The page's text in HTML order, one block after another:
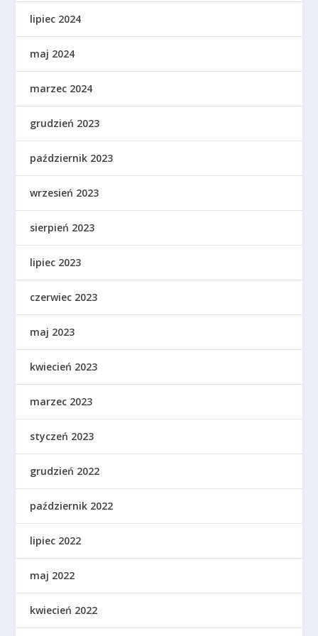
lipiec 2024
maj 2024
marzec 2024
grudzień 2023
październik 2023
wrzesień 2023
sierpień 2023
lipiec 2023
czerwiec 2023
maj 2023
kwiecień 2023
marzec 2023
styczeń 2023
grudzień 2022
październik 2022
lipiec 2022
maj 2022
kwiecień 2022